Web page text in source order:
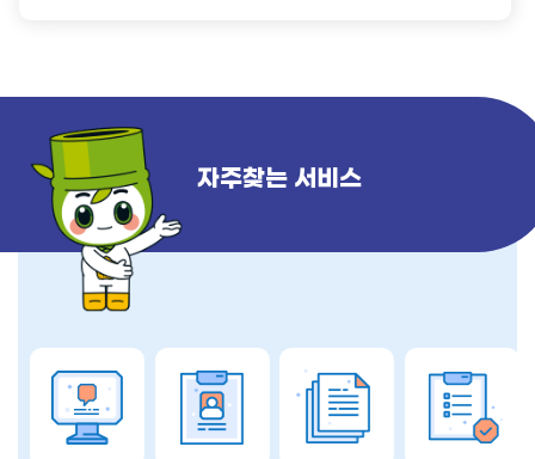
자주찾는 서비스